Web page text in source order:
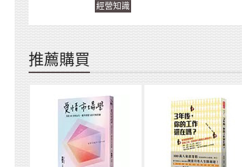
經營知識
推薦購買